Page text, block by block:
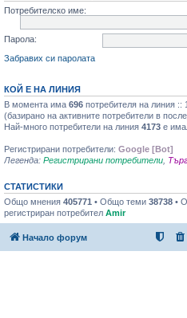
Потребителско име:
Парола:
Забравих си паролата
КОЙ Е НА ЛИНИЯ
В момента има 696 потребителя на линия ::
(базирано на активните потребители в
Най-много потребители на линия 4173 е
Регистрирани потребители: Google [Bot]
Легенда: Регистрирани потребители
СТАТИСТИКИ
Общо мнения 405771 • Общо теми 38738 •
регистриран потребител Amir
Начало форум